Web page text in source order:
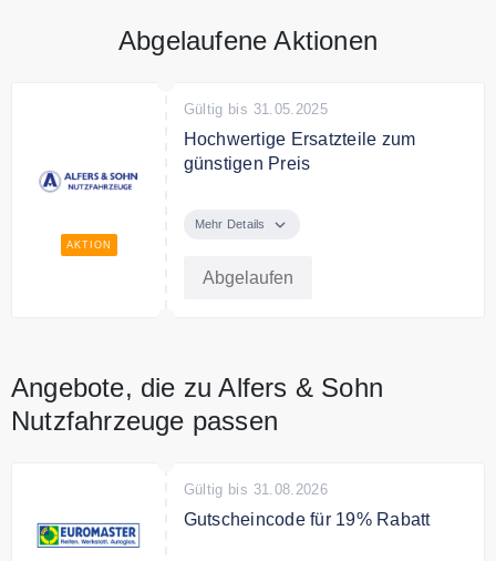
Abgelaufene Aktionen
AKTION
Gültig bis 31.05.2025
Hochwertige Ersatzteile zum
günstigen Preis
Ersatzteile zum günstigen Preis.
Mehr Details
Abgelaufen
Angebote, die zu Alfers & Sohn
Nutzfahrzeuge passen
Gültig bis 31.08.2026
Gutscheincode für 19% Rabatt